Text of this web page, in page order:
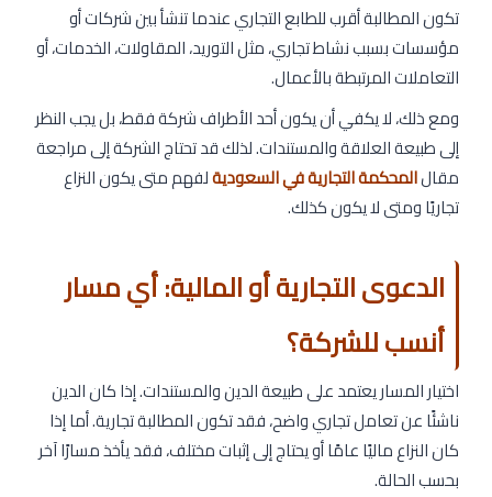
تكون المطالبة أقرب للطابع التجاري عندما تنشأ بين شركات أو
مؤسسات بسبب نشاط تجاري، مثل التوريد، المقاولات، الخدمات، أو
التعاملات المرتبطة بالأعمال.
ومع ذلك، لا يكفي أن يكون أحد الأطراف شركة فقط، بل يجب النظر
إلى طبيعة العلاقة والمستندات. لذلك قد تحتاج الشركة إلى مراجعة
مقالالمحكمة التجارية في السعوديةلفهم متى يكون النزاع
تجاريًا ومتى لا يكون كذلك.
الدعوى التجارية أو المالية: أي مسار
أنسب للشركة؟
اختيار المسار يعتمد على طبيعة الدين والمستندات. إذا كان الدين
ناشئًا عن تعامل تجاري واضح، فقد تكون المطالبة تجارية. أما إذا
كان النزاع ماليًا عامًا أو يحتاج إلى إثبات مختلف، فقد يأخذ مسارًا آخر
بحسب الحالة.